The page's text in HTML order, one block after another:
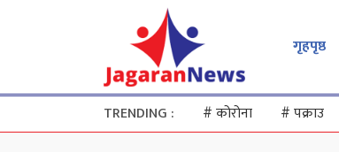
गृहपृष्ठ
TRENDING : #कोरोना #पक्राउ